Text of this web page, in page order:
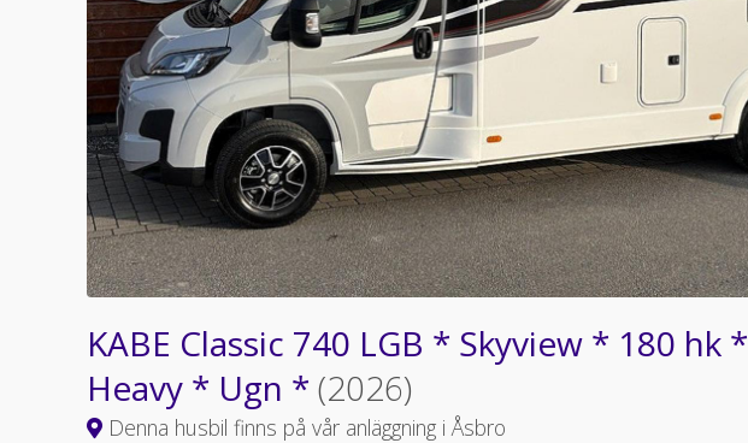
KABE Classic 740 LGB * Skyview * 180 hk *
Heavy * Ugn * (2026)
Denna husbil finns på vår anläggning i Åsbro